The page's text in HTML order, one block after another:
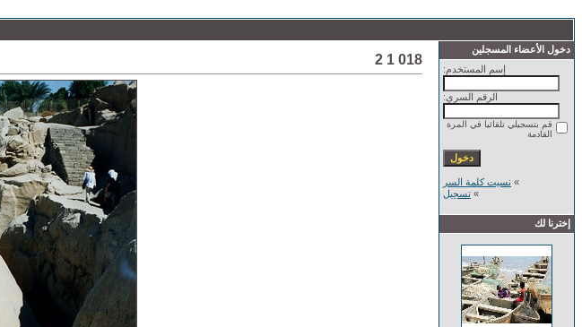
دخول الأعضاء المسجلين
إسم المستخدم:
الرقم السري:
قم بتسجيلي تلقائيا في المرة
القادمة
» نسيت كلمة السر
» تسجيل
إخترنا لك
018 1 2